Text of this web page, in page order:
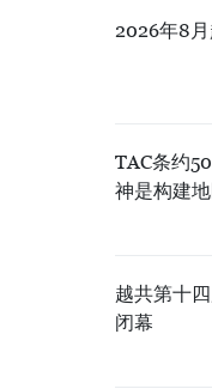
2026年8
TAC条约
神是构建
越共第十
闭幕